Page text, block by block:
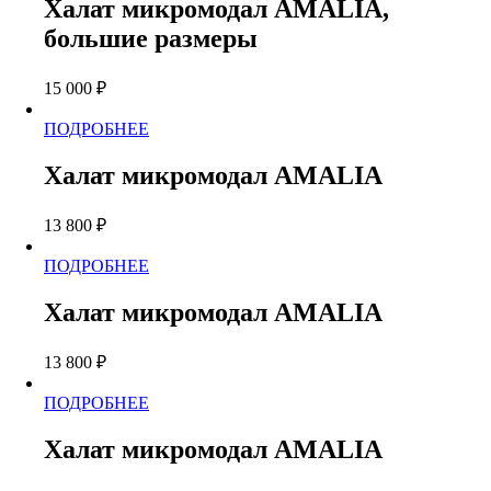
товара.
несколько
вариаций.
странице
Халат микромодал AMALIA,
большие размеры
15 000 ₽
ПОДРОБНЕЕ
несколько
странице
товара.
Халат микромодал AMALIA
13 800 ₽
ПОДРОБНЕЕ
несколько
странице
товара.
Халат микромодал AMALIA
13 800 ₽
ПОДРОБНЕЕ
несколько
Халат микромодал AMALIA